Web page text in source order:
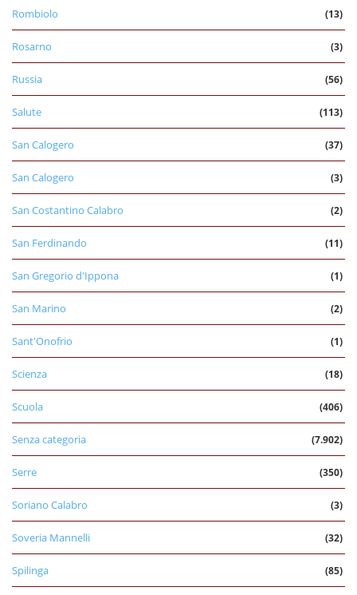
Rombiolo (13)
Rosarno (3)
Russia (56)
Salute (113)
San Calogero (37)
San Calogero (3)
San Costantino Calabro (2)
San Ferdinando (11)
San Gregorio d'Ippona (1)
San Marino (2)
Sant'Onofrio (1)
Scienza (18)
Scuola (406)
Senza categoria (7.902)
Serre (350)
Soriano Calabro (3)
Soveria Mannelli (32)
Spilinga (85)